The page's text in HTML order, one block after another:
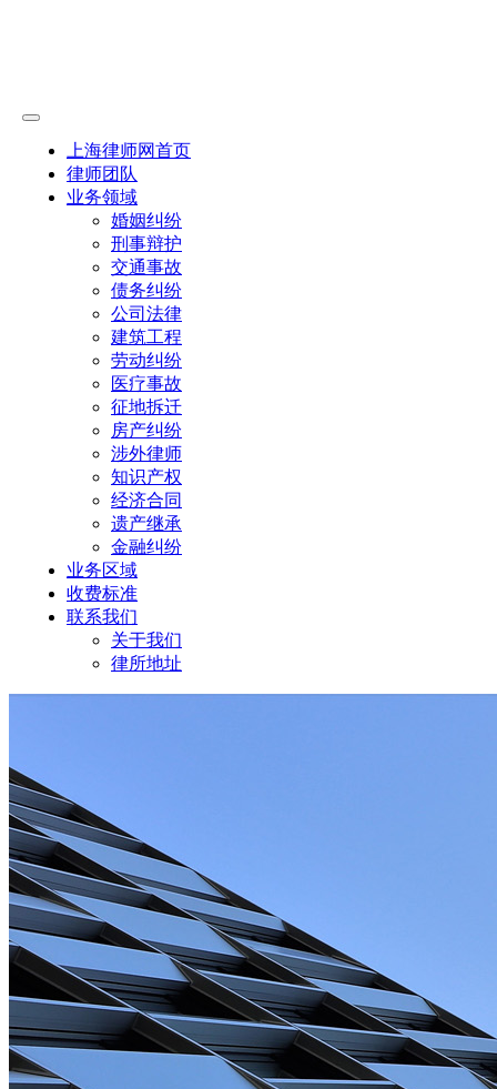
上海律师网首页
律师团队
业务领域
婚姻纠纷
刑事辩护
交通事故
债务纠纷
公司法律
建筑工程
劳动纠纷
医疗事故
征地拆迁
房产纠纷
涉外律师
知识产权
经济合同
遗产继承
金融纠纷
业务区域
收费标准
联系我们
关于我们
律所地址